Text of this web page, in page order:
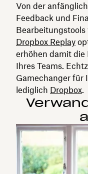
Von der
Feedback und
Bearbeitungstools
Dropbox Replay
erhöhen damit
Ihres Teams.
Gamechanger für
lediglich Dropbox.